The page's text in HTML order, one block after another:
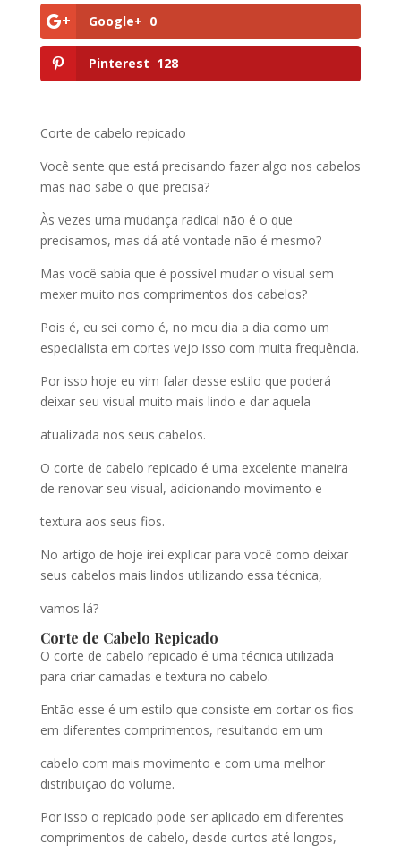
Google+ 0
Pinterest 128
Corte de cabelo repicado
Você sente que está precisando fazer algo nos cabelos
mas não sabe o que precisa?
Às vezes uma mudança radical não é o que
precisamos, mas dá até vontade não é mesmo?
Mas você sabia que é possível mudar o visual sem
mexer muito nos comprimentos dos cabelos?
Pois é, eu sei como é, no meu dia a dia como um
especialista em cortes vejo isso com muita frequência.
Por isso hoje eu vim falar desse estilo que poderá
deixar seu visual muito mais lindo e dar aquela
atualizada nos seus cabelos.
O corte de cabelo repicado é uma excelente maneira
de renovar seu visual, adicionando movimento e
textura aos seus fios.
No artigo de hoje irei explicar para você como deixar
seus cabelos mais lindos utilizando essa técnica,
vamos lá?
Corte de Cabelo Repicado
O corte de cabelo repicado é uma técnica utilizada
para criar camadas e textura no cabelo.
Então esse é um estilo que consiste em cortar os fios
em diferentes comprimentos, resultando em um
cabelo com mais movimento e com uma melhor
distribuição do volume.
Por isso o repicado pode ser aplicado em diferentes
comprimentos de cabelo, desde curtos até longos,